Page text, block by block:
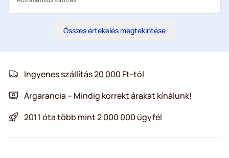
Összes értékelés megtekintése
Ingyenes szállítás 20 000 Ft-tól
Árgarancia – Mindig korrekt árakat kínálunk!
2011 óta több mint 2 000 000 ügyfél